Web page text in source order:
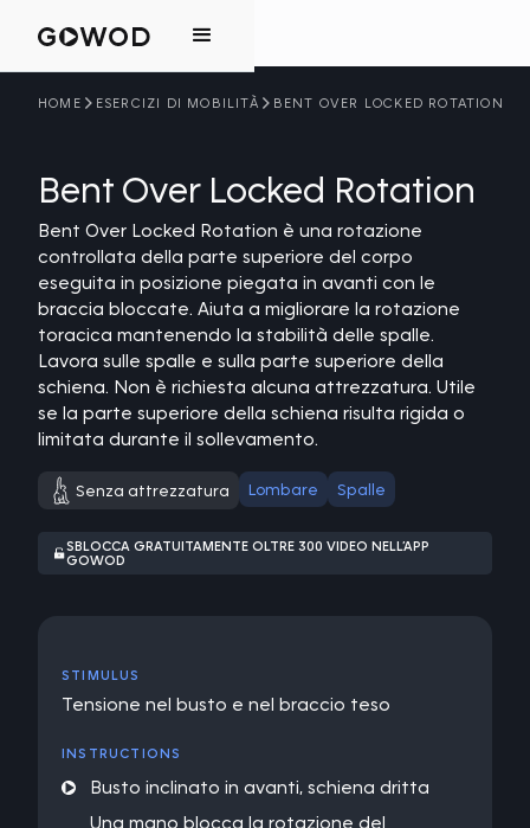
HOME ESERCIZI DI MOBILITÀ BENT OVER LOCKED ROTATION
Bent Over Locked Rotation
Bent Over Locked Rotation è una rotazione
controllata della parte superiore del corpo
eseguita in posizione piegata in avanti con le
braccia bloccate. Aiuta a migliorare la rotazione
toracica mantenendo la stabilità delle spalle.
Lavora sulle spalle e sulla parte superiore della
schiena. Non è richiesta alcuna attrezzatura. Utile
se la parte superiore della schiena risulta rigida o
limitata durante il sollevamento.
Senza attrezzatura Lombare Spalle
SBLOCCA GRATUITAMENTE OLTRE 300 VIDEO NELL’APP
GOWOD
STIMULUS
Tensione nel busto e nel braccio teso
INSTRUCTIONS
Busto inclinato in avanti, schiena dritta
Una mano blocca la rotazione del